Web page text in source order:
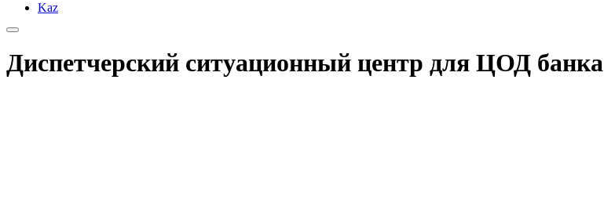
Kaz
Диспетчерский ситуационный центр для ЦОД банка